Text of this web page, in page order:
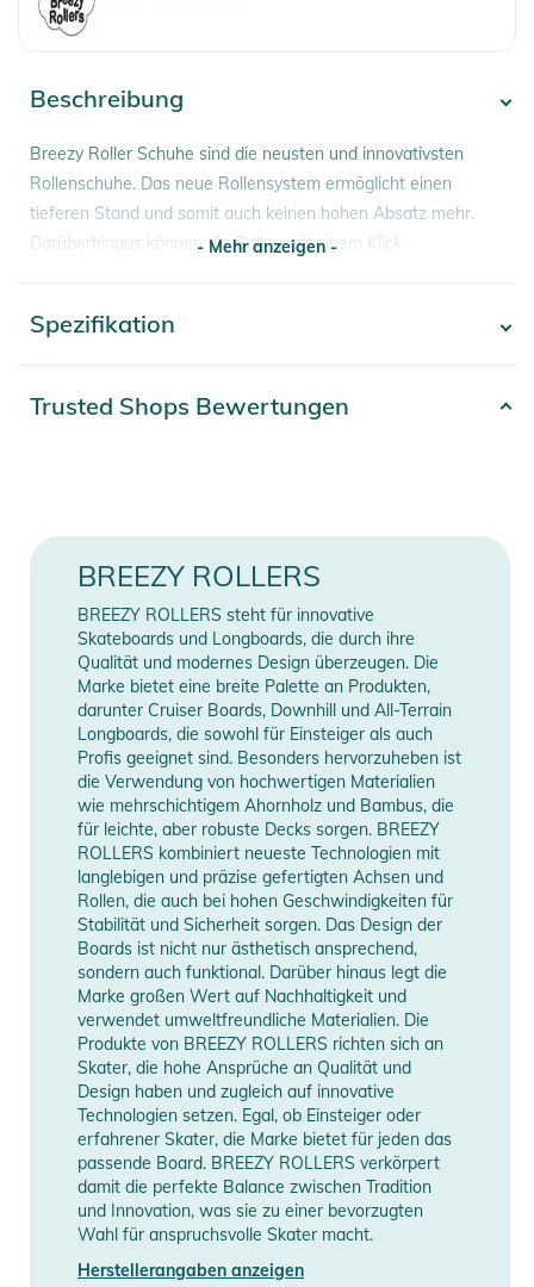
Beschreibung
Breezy Roller Schuhe sind die neusten und innovativsten
Rollenschuhe. Das neue Rollensystem ermöglicht einen
tieferen Stand und somit auch keinen hohen Absatz mehr.
Darüberhinaus können die Rollen mit einem Klick
Eigenschaften:
- Rolle schnell & ohne Werkzeug herausnehmbar
Produktinformationen und
Sicherheitshinweise
Gebrauchsanweisungen, Sicherheitshinweise und Warnungen
finden Sie direkt am Produkt.
- Mehr anzeigen -
Spezifikation
Material
Decksohle: Textil / Laufsohle:
Kunststoff
Farbe multi-colored
Manufacturer
Information
Herstellerangaben anzeigen
Trusted Shops Bewertungen
BREEZY ROLLERS
BREEZY ROLLERS steht für innovative
Skateboards und Longboards, die durch ihre
Qualität und modernes Design überzeugen. Die
Marke bietet eine breite Palette an Produkten,
darunter Cruiser Boards, Downhill und All-Terrain
Longboards, die sowohl für Einsteiger als auch
Profis geeignet sind. Besonders hervorzuheben ist
die Verwendung von hochwertigen Materialien
wie mehrschichtigem Ahornholz und Bambus, die
für leichte, aber robuste Decks sorgen. BREEZY
ROLLERS kombiniert neueste Technologien mit
langlebigen und präzise gefertigten Achsen und
Rollen, die auch bei hohen Geschwindigkeiten für
Stabilität und Sicherheit sorgen. Das Design der
Boards ist nicht nur ästhetisch ansprechend,
sondern auch funktional. Darüber hinaus legt die
Marke großen Wert auf Nachhaltigkeit und
verwendet umweltfreundliche Materialien. Die
Produkte von BREEZY ROLLERS richten sich an
Skater, die hohe Ansprüche an Qualität und
Design haben und zugleich auf innovative
Technologien setzen. Egal, ob Einsteiger oder
erfahrener Skater, die Marke bietet für jeden das
passende Board. BREEZY ROLLERS verkörpert
damit die perfekte Balance zwischen Tradition
und Innovation, was sie zu einer bevorzugten
Wahl für anspruchsvolle Skater macht.
Herstellerangaben anzeigen